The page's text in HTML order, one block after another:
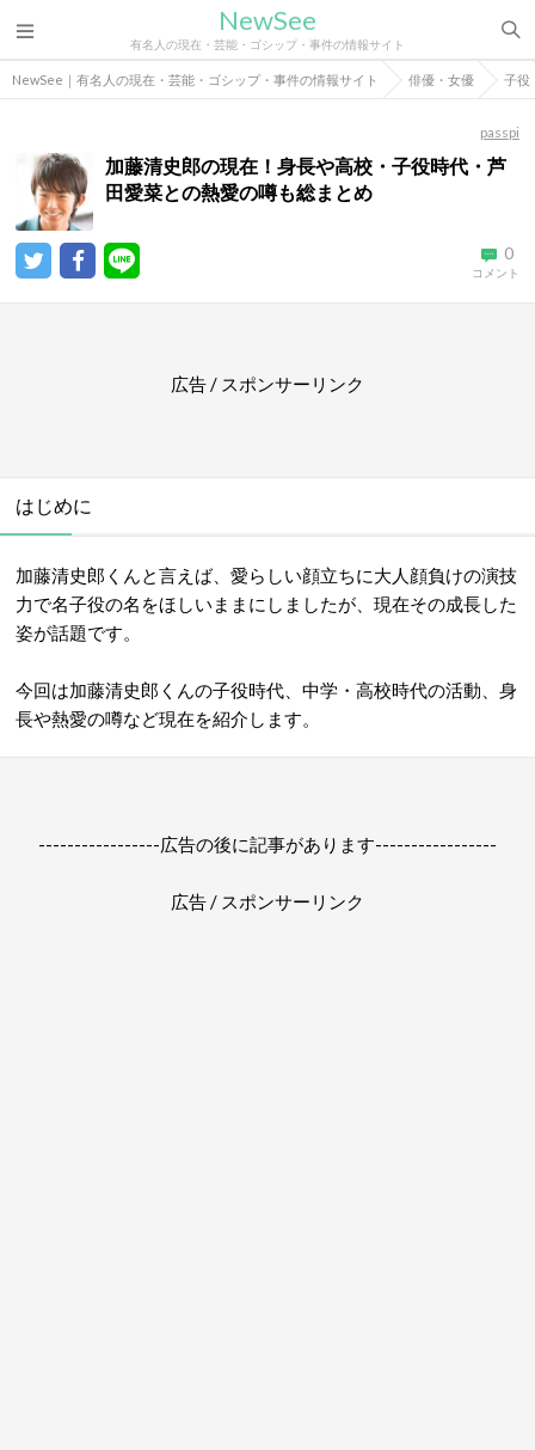
NewSee
有名人の現在・芸能・ゴシップ・事件の情報サイト
NewSee｜有名人の現在・芸能・ゴシップ・事件の情報サイト 俳優・女優 子役
passpi
加藤清史郎の現在！身長や高校・子役時代・芦
田愛菜との熱愛の噂も総まとめ
0
コメント
広告 / スポンサーリンク
はじめに
加藤清史郎くんと言えば、愛らしい顔立ちに大人顔負けの演技
力で名子役の名をほしいままにしましたが、現在その成長した
姿が話題です。
今回は加藤清史郎くんの子役時代、中学・高校時代の活動、身
長や熱愛の噂など現在を紹介します。
-----------------広告の後に記事があります-----------------
広告 / スポンサーリンク